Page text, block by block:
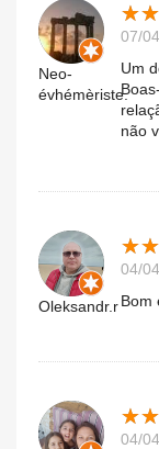
Neo-
évhémèriste.
★★
★★
07/
Um
não
Oleksandr.r
★★
★★
04/
Bom
★★
★★
04/